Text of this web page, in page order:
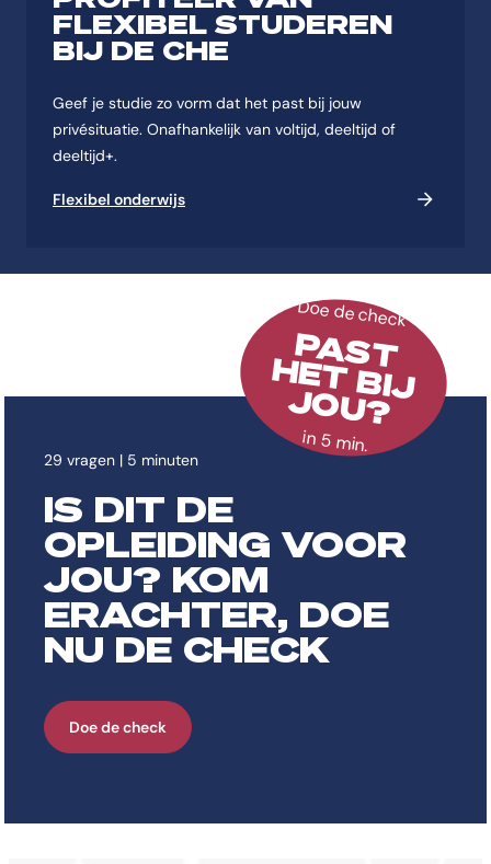
FLEXIBEL STUDEREN
BIJ DE CHE
Geef je studie zo vorm dat het past bij jouw
privésituatie. Onafhankelijk van voltijd, deeltijd of
deeltijd+.
Flexibel onderwijs
29 vragen | 5 minuten
IS DIT DE
OPLEIDING VOOR
JOU? KOM
ERACHTER, DOE
NU DE CHECK
Doe de check
Doe de check
PAST
HET BIJ
JOU?
in 5 min.